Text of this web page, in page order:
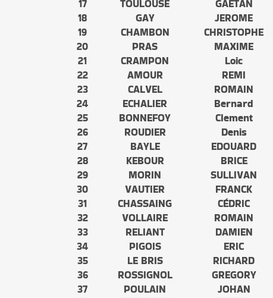
17
TOULOUSE GAETAN
18
GAY JEROME
19
CHAMBON CHRISTOPHE
20
PRAS MAXIME
21
CRAMPON Loic
22
AMOUR REMI
23
CALVEL ROMAIN
24
ECHALIER Bernard
25
BONNEFOY Clement
26
ROUDIER Denis
27
BAYLE EDOUARD
28
KEBOUR BRICE
29
MORIN SULLIVAN
30
VAUTIER FRANCK
31
CHASSAING CÉDRIC
32
VOLLAIRE ROMAIN
33
RELIANT DAMIEN
34
PIGOIS ERIC
35
LE BRIS RICHARD
36
ROSSIGNOL GREGORY
37
POULAIN JOHAN